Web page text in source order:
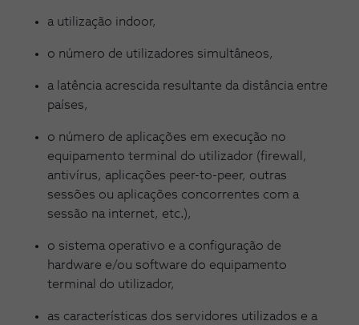
a utilização indoor,
o número de utilizadores simultâneos,
a latência acrescida resultante da distância entre
países,
o número de aplicações em execução no
equipamento terminal do utilizador (firewall,
antivírus, aplicações peer-to-peer, outras
sessões ou aplicações concorrentes com a
sessão na internet, etc.),
o sistema operativo e a configuração de
hardware e/ou software do equipamento
terminal do utilizador,
as características dos servidores utilizados e a